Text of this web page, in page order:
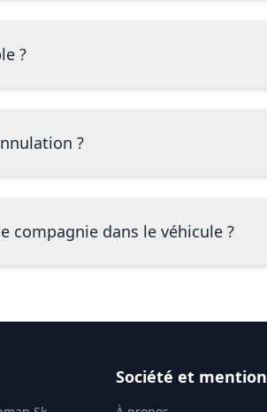
?
?
compagnie dans le véhicule ?
Société et